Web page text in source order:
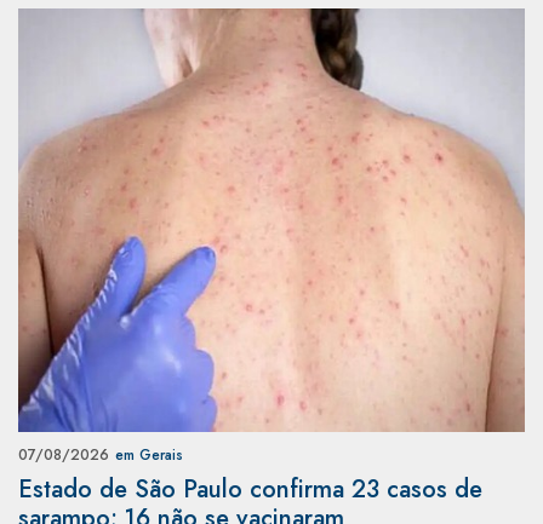
07/08/2026 em Gerais
Estado de São Paulo confirma 23 casos de